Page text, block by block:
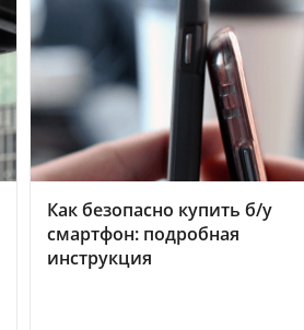
Как безопасно купить б/у
смартфон: подробная
инструкция